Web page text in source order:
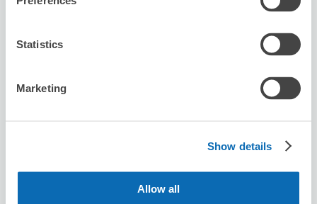
Statistics
Marketing
Show details
Allow all
可保管的行李數
8/8六 8/14五